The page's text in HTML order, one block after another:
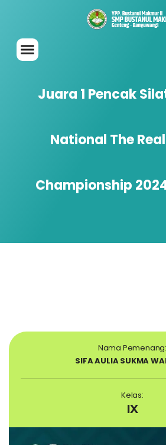
Juara 1 Pencak
National The
Championship
Nama Pemenang:
SIFA AULIA SUKMA
Kelas:
IX